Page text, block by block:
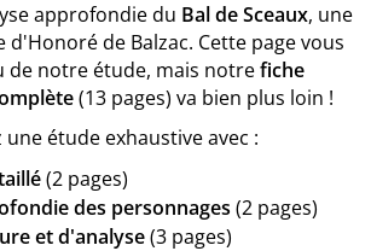
approfondie du Bal de Sceaux, une
d'Honoré de Balzac. Cette page vous
de notre étude, mais notrefiche
(13 pages) va bien plus loin !
étude exhaustive avec :
(2 pages)
des personnages (2 pages)
et d'analyse(3 pages)